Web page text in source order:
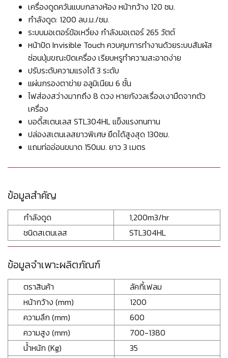
เครื่องดูดควันแบบกลางห้อง หน้ากว้าง 120 ซม.
กำลังดูด: 1200 ลบ.ม./ชม.
ระบบมอเตอร์ข้อเหวี่ยง กำลังมอเตอร์ 265 วัตต์
หน้าปัด Invisible Touch ควบคุมการทำงานด้วยระบบสัมผัส
ซ่อนปุ่มขณะปิดเครื่อง เรียบหรูทำความสะอาดง่าย
ปรับระดับความแรงได้ 3 ระดับ
แผ่นกรองตาข่าย อลูมิเนียม 6 ชั้น
ไฟส่องสว่างมากถึง 8 ดวง หายกังวลเรื่องเงามืดจากตัว
เครื่อง
บอดี้สเตนเลส STL304HL แข็งแรงทนทาน
ปล่องสเตนเลสยาวพิเศษ ยืดได้สูงสุด 130ซม.
แถมท่ออ่อนขนาด 150มม. ยาว 3 เมตร
ข้อมูลสำคัญ
กำลังดูด
1,200m3/hr
ชนิดสเตนเลส
STL304HL
ข้อมูลจำเพาะผลิตภัณฑ์
ตราสินค้า
ลัคกี้เฟลม
หน้ากว้าง (mm)
1200
ความลึก (mm)
600
ความสูง (mm)
700-1380
น้ำหนัก (Kg)
35